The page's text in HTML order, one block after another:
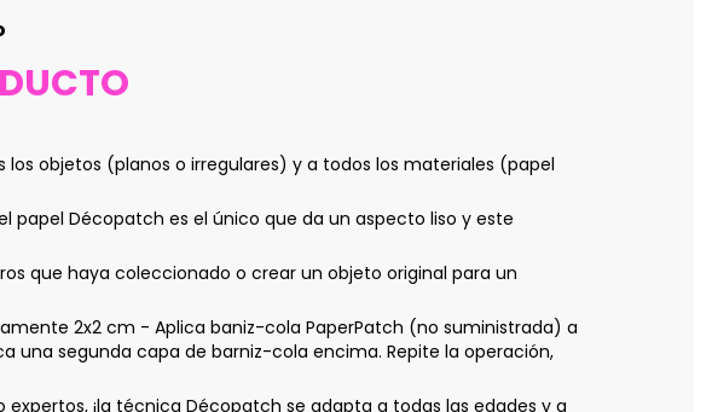
los objetos (planos o irregulares) y a todos los materiales (papel
papel Décopatch es el único que da un aspecto liso y este
que haya coleccionado o crear un objeto original para un
2x2 cm - Aplica baniz-cola PaperPatch (no suministrada) a
una segunda capa de barniz-cola encima. Repite la operación,
o expertos, ¡la técnica Décopatch se adapta a todas las edades y a